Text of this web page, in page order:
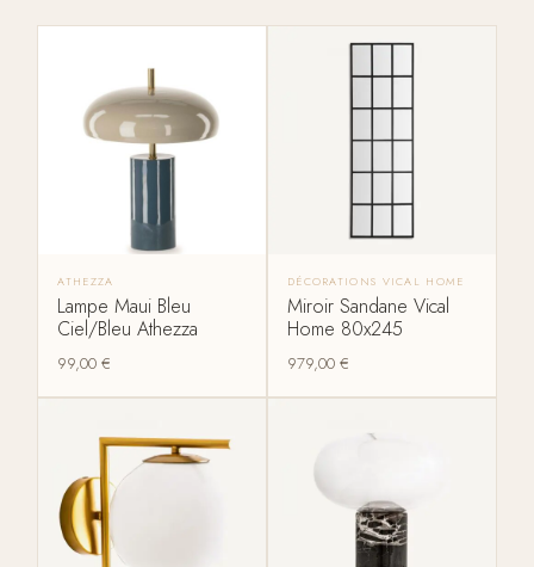
ATHEZZA
Lampe Maui Bleu
Ciel/Bleu Athezza
99,00€
DÉCORATIONS VICAL HOME
Miroir Sandane Vical
Home 80x245
979,00 €